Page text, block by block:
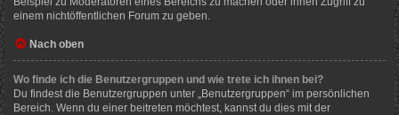
einem nichtöffentlichen Forum zu geben.
Nach oben
Wo finde ich die Benutzergruppen und wie trete ich ihnen bei?
Du findest die Benutzergruppen unter „Benutzergruppen“ im persönlichen
Bereich. Wenn du einer beitreten möchtest, kannst du dies mit der